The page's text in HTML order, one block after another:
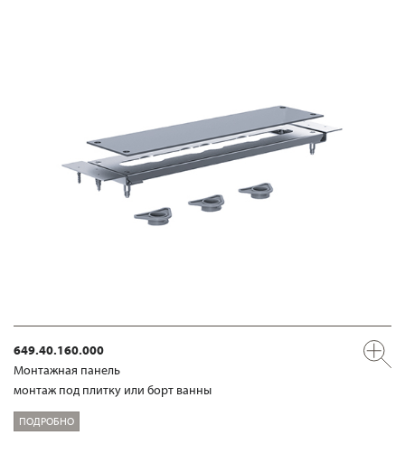
649.40.160.000
Mонтажная панель
монтаж под плитку или борт ванны
ПОДРОБНО